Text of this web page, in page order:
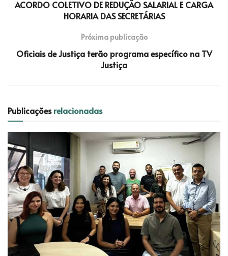
ACORDO COLETIVO DE REDUÇÃO SALARIAL E CARGA
HORARIA DAS SECRETÁRIAS
Próxima publicação
Oficiais de Justiça terão programa específico na TV
Justiça
Publicaçõesrelacionadas